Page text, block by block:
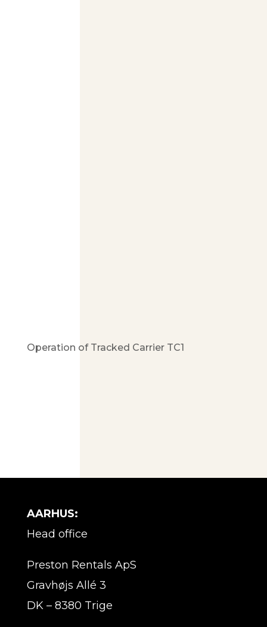
Operation of Tracked Carrier TC1
AARHUS:
Head office
Preston Rentals ApS
Gravhøjs Allé 3
DK – 8380 Trige